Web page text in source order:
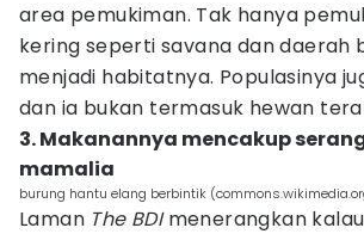
area pemukiman. Tak hanya
kering seperti savana dan daerah
menjadi habitatnya. Populasinya
dan ia bukan termasuk hewan
3. Makanannya mencakup
mamalia
burung hantu elang berbintik
Laman The BDImenerangkan